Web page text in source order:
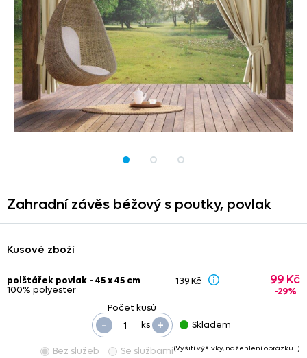
Zahradní závěs béžový s poutky, povlak
Kusové zboží
polštářek povlak - 45 x 45 cm
100% polyester
ks +
-
139 Kč 99 Kč
-29%
Skladem
Bez služeb Se službami(Vyšití výšivky, nažehlení obrázku…)